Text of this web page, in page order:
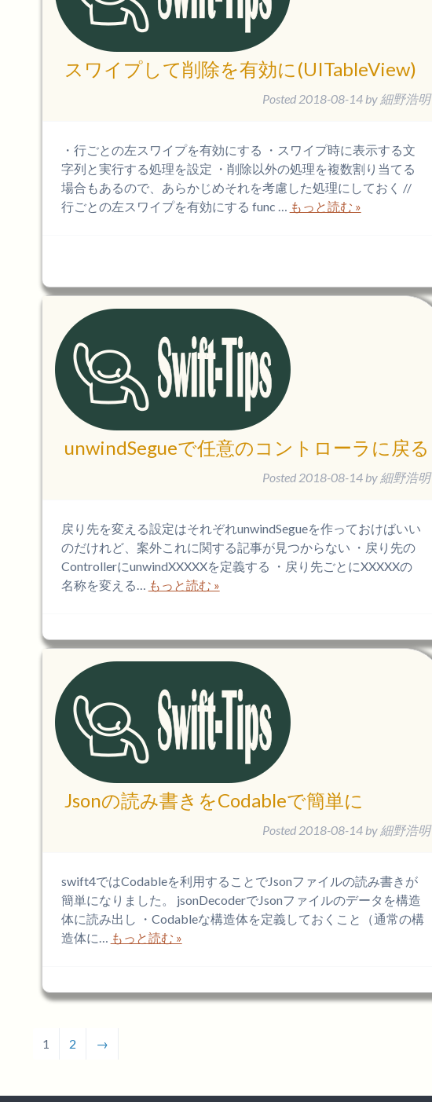
スワイプして削除を有効に(UITableView)
Posted 2018-08-14 by 細野浩明
・行ごとの左スワイプを有効にする ・スワイプ時に表示する文
字列と実行する処理を設定 ・削除以外の処理を複数割り当てる
場合もあるので、あらかじめそれを考慮した処理にしておく //
行ごとの左スワイプを有効にする func …
もっと読む »
unwindSegueで任意のコントローラに戻る
Posted 2018-08-14 by 細野浩明
戻り先を変える設定はそれぞれunwindSegueを作っておけばいい
のだけれど、案外これに関する記事が見つからない ・戻り先の
ControllerにunwindXXXXXを定義する ・戻り先ごとにXXXXXの
名称を変える…
もっと読む »
Jsonの読み書きをCodableで簡単に
Posted 2018-08-14 by 細野浩明
swift4ではCodableを利用することでJsonファイルの読み書きが
簡単になりました。 jsonDecoderでJsonファイルのデータを構造
体に読み出し ・Codableな構造体を定義しておくこと（通常の構
造体に…
もっと読む »
1 2 →